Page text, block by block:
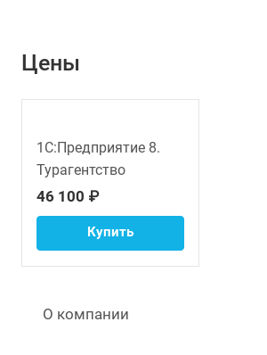
Цены
1С:Предприятие 8.
Турагентство
46 100 ₽
Купить
О компании